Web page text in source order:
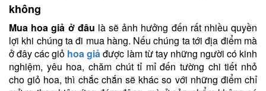
không
Mua hoa giả ở đâu là sẽ ảnh hưởng đến rất nhiều quyền
lợi khi chúng ta đi mua hàng. Nếu chúng ta tới địa điểm mà
ở đây các giỏ hoa giảđược làm từ tay những người có kinh
nghiệm, yêu hoa, chăm chút tỉ mỉ đến tường chi tiết nhỏ
cho giỏ hoa, thì chắc chắn sẽ khác so với những điểm chỉ